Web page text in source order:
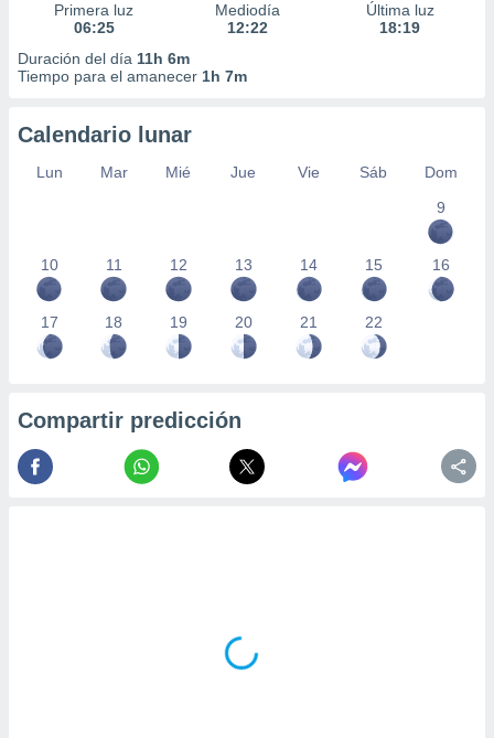
Primera luz
06:25
Mediodía
12:22
Última luz
18:19
Duración del día 11h 6m
Tiempo para el amanecer 1h 7m
Calendario lunar
Lun Mar Mié Jue Vie Sáb
Dom
9
10 11 12 13 14 15 16
17 18 19 20 21 22
Compartir predicción